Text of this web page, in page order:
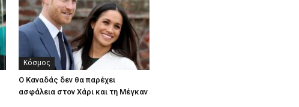
Κόσμος
Ο Καναδάς δεν θα παρέχει
ασφάλεια στον Χάρι και τη Μέγκαν